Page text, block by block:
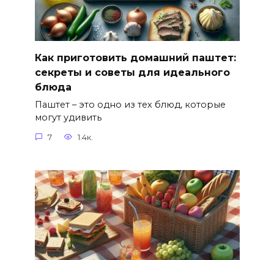
Как приготовить домашний паштет:
секреты и советы для идеального
блюда
Паштет – это одно из тех блюд, которые
могут удивить
7 1.4к.